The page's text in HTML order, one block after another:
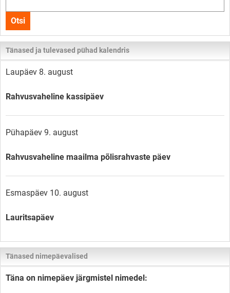
kogu
lehelt
Otsi
Tänased ja tulevased pühad kalendris
Laupäev 8. august
Rahvusvaheline kassipäev
Pühapäev 9. august
Rahvusvaheline maailma põlisrahvaste päev
Esmaspäev 10. august
Lauritsapäev
Tänased nimepäevalised
Täna on nimepäev järgmistel nimedel: